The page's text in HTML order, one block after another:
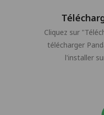
Cliquez sur
télécharger
l'installer